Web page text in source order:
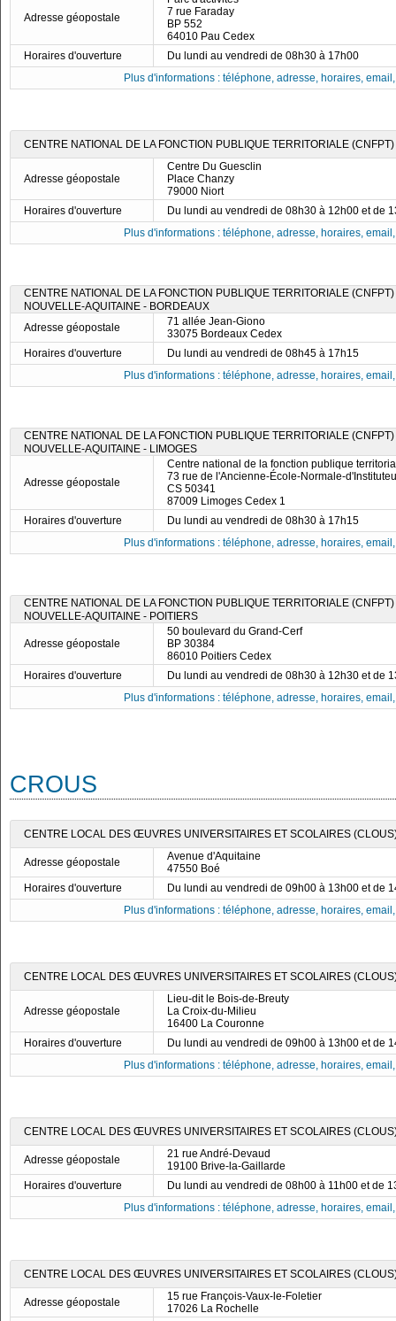
Adresse géopostale
7 rue Faraday
BP 552
64010 Pau Cedex
Horaires d'ouverture
Du lundi au vendredi de 08h30 à 17h00
Plus d'informations : téléphone, adresse, horaires,
CENTRE NATIONAL DE LA FONCTION PUBLIQUE TERRITORIALE
Adresse géopostale
Centre Du Guesclin
Place Chanzy
79000 Niort
Horaires d'ouverture
Du lundi au vendredi de 08h30 à 12h00 et de
Plus d'informations : téléphone, adresse, horaires,
CENTRE NATIONAL DE LA FONCTION PUBLIQUE TERRITORIALE
NOUVELLE-AQUITAINE - BORDEAUX
Adresse géopostale
71 allée Jean-Giono
33075 Bordeaux Cedex
Horaires d'ouverture
Du lundi au vendredi de 08h45 à 17h15
Plus d'informations : téléphone, adresse, horaires,
CENTRE NATIONAL DE LA FONCTION PUBLIQUE TERRITORIALE
NOUVELLE-AQUITAINE - LIMOGES
Adresse géopostale
Centre national de la fonction publique
73 rue de l'Ancienne-École-Normale-
CS 50341
87009 Limoges Cedex 1
Horaires d'ouverture
Du lundi au vendredi de 08h30 à 17h15
Plus d'informations : téléphone, adresse, horaires,
CENTRE NATIONAL DE LA FONCTION PUBLIQUE TERRITORIALE
NOUVELLE-AQUITAINE - POITIERS
Adresse géopostale
50 boulevard du Grand-Cerf
BP 30384
86010 Poitiers Cedex
Horaires d'ouverture
Du lundi au vendredi de 08h30 à 12h30 et de
Plus d'informations : téléphone, adresse, horaires,
CROUS
CENTRE LOCAL DES ŒUVRES UNIVERSITAIRES ET SCOLAIRES
Adresse géopostale
Avenue d'Aquitaine
47550 Boé
Horaires d'ouverture
Du lundi au vendredi de 09h00 à 13h00 et de
Plus d'informations : téléphone, adresse, horaires,
CENTRE LOCAL DES ŒUVRES UNIVERSITAIRES ET SCOLAIRES
Adresse géopostale
Lieu-dit le Bois-de-Breuty
La Croix-du-Milieu
16400 La Couronne
Horaires d'ouverture
Du lundi au vendredi de 09h00 à 13h00 et de
Plus d'informations : téléphone, adresse, horaires,
CENTRE LOCAL DES ŒUVRES UNIVERSITAIRES ET SCOLAIRES
Adresse géopostale
21 rue André-Devaud
19100 Brive-la-Gaillarde
Horaires d'ouverture
Du lundi au vendredi de 08h00 à 11h00 et de
Plus d'informations : téléphone, adresse, horaires,
CENTRE LOCAL DES ŒUVRES UNIVERSITAIRES ET SCOLAIRES
Adresse géopostale
15 rue François-Vaux-le-Foletier
17026 La Rochelle